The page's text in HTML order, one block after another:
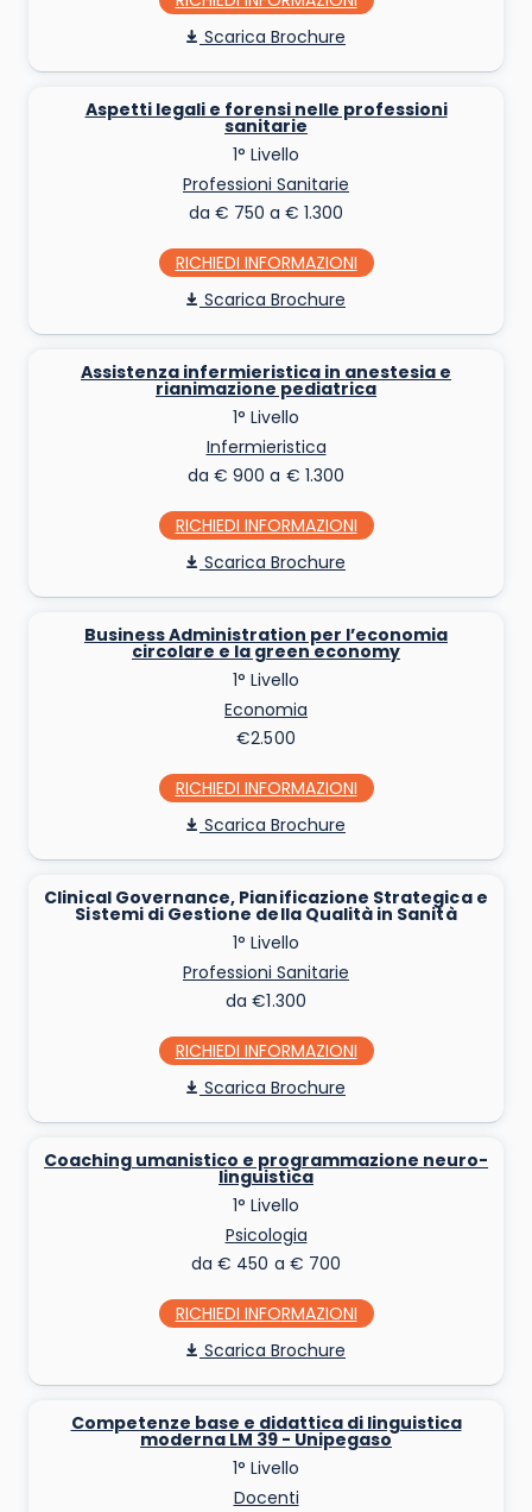
Scarica Brochure
Aspetti legali e forensi nelle professioni
sanitarie
1° Livello
Professioni Sanitarie
da € 750 a € 1.300
RICHIEDI INFO
Scarica Brochure
Assistenza infermieristica in anestesia e
rianimazione pediatrica
1° Livello
Infermieristica
da € 900 a € 1.300
RICHIEDI INFO
Scarica Brochure
Business Administration per l’economia
circolare e la green economy
1° Livello
Economia
€2.500
RICHIEDI INFO
Scarica Brochure
Clinical Governance, Pianificazione Strategica e
Sistemi di Gestione della Qualità in Sanità
1° Livello
Professioni Sanitarie
da €1.300
RICHIEDI INFO
Scarica Brochure
Coaching umanistico e programmazione neuro-
linguistica
1° Livello
Psicologia
da € 450 a € 700
RICHIEDI INFO
Scarica Brochure
Competenze base e didattica di linguistica
moderna LM 39 - Unipegaso
1° Livello
Docenti